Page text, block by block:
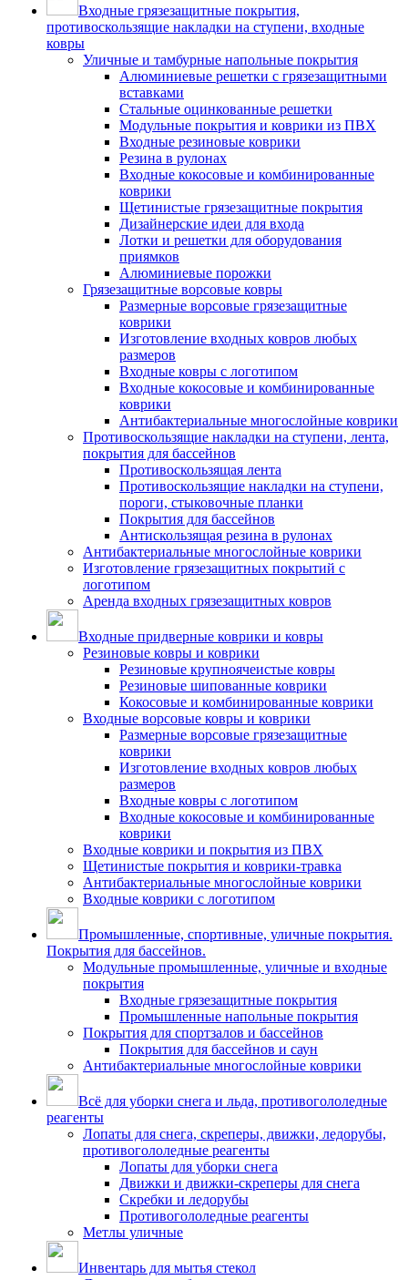
Входные грязезащитные покрытия,
противоскользящие накладки на ступени, входные
ковры
Уличные и тамбурные напольные покрытия
Алюминиевые решетки с грязезащитными
вставками
Стальные оцинкованные решетки
Модульные покрытия и коврики из ПВХ
Входные резиновые коврики
Резина в рулонах
Входные кокосовые и комбинированные
коврики
Щетинистые грязезащитные покрытия
Дизайнерские идеи для входа
Лотки и решетки для оборудования
приямков
Алюминиевые порожки
Грязезащитные ворсовые ковры
Размерные ворсовые грязезащитные
коврики
Изготовление входных ковров любых
размеров
Входные ковры с логотипом
Входные кокосовые и комбинированные
коврики
Антибактериальные многослойные коврики
Противоскользящие накладки на ступени, лента,
покрытия для бассейнов
Противоскользящая лента
Противоскользящие накладки на ступени,
пороги, стыковочные планки
Покрытия для бассейнов
Антискользящая резина в рулонах
Антибактериальные многослойные коврики
Изготовление грязезащитных покрытий с
логотипом
Аренда входных грязезащитных ковров
Входные придверные коврики и ковры
Резиновые ковры и коврики
Резиновые крупноячеистые ковры
Резиновые шипованные коврики
Кокосовые и комбинированные коврики
Входные ворсовые ковры и коврики
Размерные ворсовые грязезащитные
коврики
Изготовление входных ковров любых
размеров
Входные ковры с логотипом
Входные кокосовые и комбинированные
коврики
Входные коврики и покрытия из ПВХ
Щетинистые покрытия и коврики-травка
Антибактериальные многослойные коврики
Входные коврики с логотипом
Промышленные, спортивные, уличные покрытия.
Покрытия для бассейнов.
Модульные промышленные, уличные и входные
покрытия
Входные грязезащитные покрытия
Промышленные напольные покрытия
Покрытия для спортзалов и бассейнов
Покрытия для бассейнов и саун
Антибактериальные многослойные коврики
Всё для уборки снега и льда, противогололедные
реагенты
Лопаты для снега, скреперы, движки, ледорубы,
противогололедные реагенты
Лопаты для уборки снега
Движки и движки-скреперы для снега
Скребки и ледорубы
Противогололедные реагенты
Метлы уличные
Инвентарь для мытья стекол